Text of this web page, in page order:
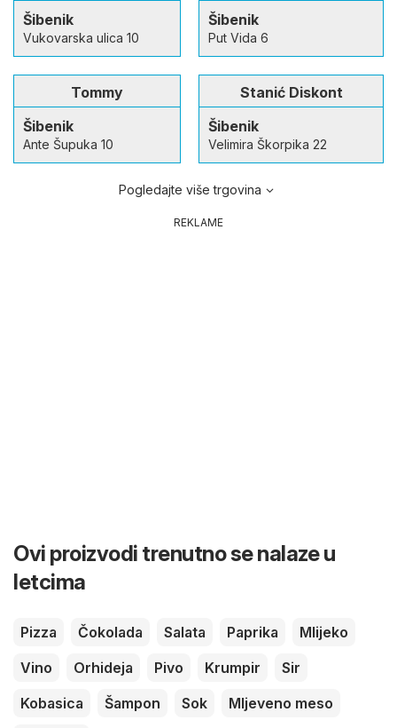
Šibenik
Vukovarska ulica 10
Šibenik
Put Vida 6
Tommy
Šibenik
Ante Šupuka 10
Stanić Diskont
Šibenik
Velimira Škorpika 22
Pogledajte više trgovina
REKLAME
Ovi proizvodi trenutno se nalaze u
letcima
Pizza Čokolada Salata Paprika
Mlijeko
Vino
Orhideja Pivo Krumpir
Sir
Kobasica
Šampon Sok
Mljeveno meso